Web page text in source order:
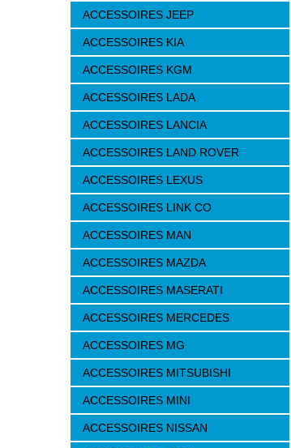
ACCESSOIRES JEEP
ACCESSOIRES KIA
ACCESSOIRES KGM
ACCESSOIRES LADA
ACCESSOIRES LANCIA
ACCESSOIRES LAND ROVER
ACCESSOIRES LEXUS
ACCESSOIRES LINK CO
ACCESSOIRES MAN
ACCESSOIRES MAZDA
ACCESSOIRES MASERATI
ACCESSOIRES MERCEDES
ACCESSOIRES MG
ACCESSOIRES MITSUBISHI
ACCESSOIRES MINI
ACCESSOIRES NISSAN